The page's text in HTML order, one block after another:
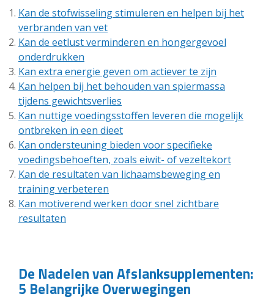
Kan de stofwisseling stimuleren en helpen bij het
verbranden van vet
Kan de eetlust verminderen en hongergevoel
onderdrukken
Kan extra energie geven om actiever te zijn
Kan helpen bij het behouden van spiermassa
tijdens gewichtsverlies
Kan nuttige voedingsstoffen leveren die mogelijk
ontbreken in een dieet
Kan ondersteuning bieden voor specifieke
voedingsbehoeften, zoals eiwit- of vezeltekort
Kan de resultaten van lichaamsbeweging en
training verbeteren
Kan motiverend werken door snel zichtbare
resultaten
De Nadelen van Afslanksupplementen:
5 Belangrijke Overwegingen